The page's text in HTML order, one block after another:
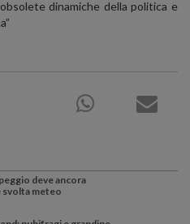
dinamiche della politica e
deve ancora
svolta meteo